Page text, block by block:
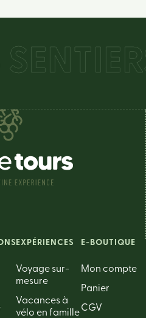
EXPÉRIENCES
Voyage sur-
mesure
Vacances à
vélo en famille
E-BOUTIQUE
Mon compte
Panier
CGV